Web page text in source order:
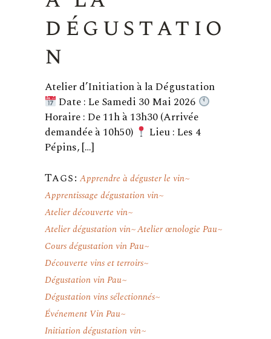
dégustatio
n
Atelier d’Initiation à la Dégustation
Date : Le Samedi 30 Mai 2026
Horaire : De 11h à 13h30 (Arrivée
demandée à 10h50)
Lieu : Les 4
Pépins, […]
Tags: Apprendre à déguster le vin
Apprentissage dégustation vin
Atelier découverte vin
Atelier dégustation vin Atelier œnologie Pau
Cours dégustation vin Pau
Découverte vins et terroirs
Dégustation vin Pau
Dégustation vins sélectionnés
Événement Vin Pau
Initiation dégustation vin